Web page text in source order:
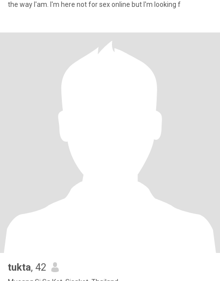
the way l'am. I'm here not for sex online but I'm looking f
tukta, 42